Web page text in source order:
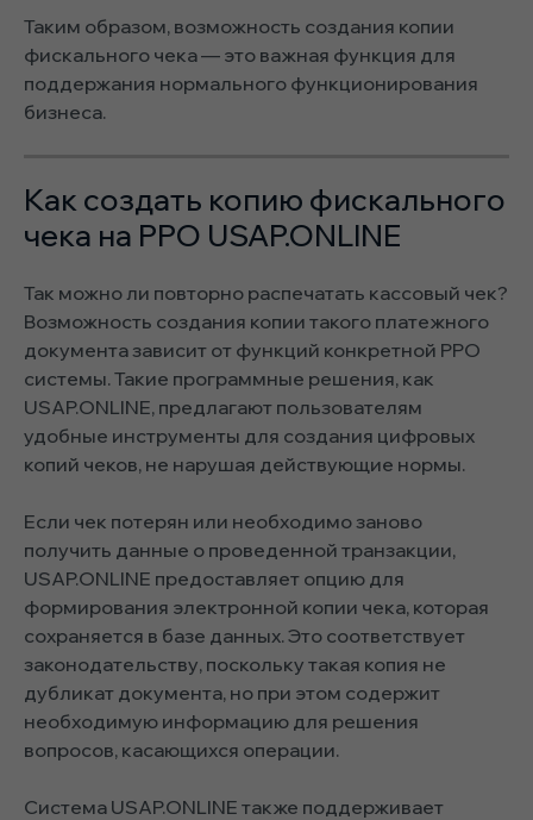
Таким образом, возможность создания копии
фискального чека — это важная функция для
поддержания нормального функционирования
бизнеса.
Как создать копию фискального
чека на РРО USAP.ONLINE
Так можно ли повторно распечатать кассовый чек?
Возможность создания копии такого платежного
документа зависит от функций конкретной РРО
системы. Такие программные решения, как
USAP.ONLINE, предлагают пользователям
удобные инструменты для создания цифровых
копий чеков, не нарушая действующие нормы.
Если чек потерян или необходимо заново
получить данные о проведенной транзакции,
USAP.ONLINE предоставляет опцию для
формирования электронной копии чека, которая
сохраняется в базе данных. Это соответствует
законодательству, поскольку такая копия не
дубликат документа, но при этом содержит
необходимую информацию для решения
вопросов, касающихся операции.
Система USAP.ONLINE также поддерживает